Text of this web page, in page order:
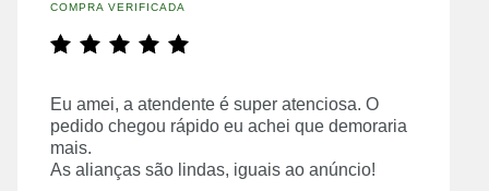
COMPRA VERIFICADA
Eu amei, a atendente é super atenciosa. O
pedido chegou rápido eu achei que demoraria
mais.
As alianças são lindas, iguais ao anúncio!